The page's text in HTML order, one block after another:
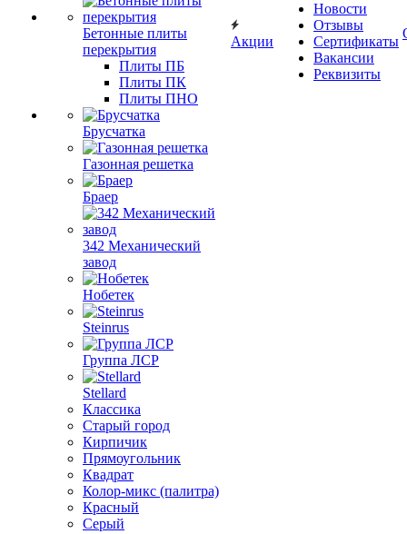
Бетонные плиты
перекрытия
Плиты ПБ
Плиты ПК
Плиты ПНО
Брусчатка
Газонная решетка
Браер
342 Механический
завод
Нобетек
Steinrus
Группа ЛСР
Stellard
Классика
Старый город
Кирпичик
Прямоугольник
Квадрат
Колор-микс (палитра)
Красный
Серый
Акции
Новости
Отзывы
Сертификаты
Вакансии
Реквизиты